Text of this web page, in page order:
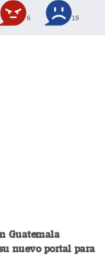
6 19
Guatemala
nuevo portal para